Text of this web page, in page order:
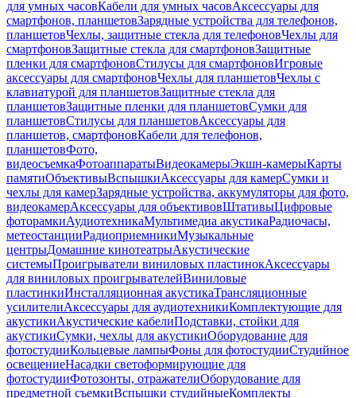
для умных часовКабели для умных часовАксессуары для
смартфонов, планшетовЗарядные устройства для телефонов,
планшетовЧехлы, защитные стекла для телефоновЧехлы для
смартфоновЗащитные стекла для смартфоновЗащитные
пленки для смартфоновСтилусы для смартфоновИгровые
аксессуары для смартфоновЧехлы для планшетовЧехлы с
клавиатурой для планшетовЗащитные стекла для
планшетовЗащитные пленки для планшетовСумки для
планшетовСтилусы для планшетовАксессуары для
планшетов, смартфоновКабели для телефонов,
планшетовФото,
видеосъемкаФотоаппаратыВидеокамерыЭкшн-камерыКарты
памятиОбъективыВспышкиАксессуары для камерСумки и
чехлы для камерЗарядные устройства, аккумуляторы для фото,
видеокамерАксессуары для объективовШтативыЦифровые
фоторамкиАудиотехникаМультимедиа акустикаРадиочасы,
метеостанцииРадиоприемникиМузыкальные
центрыДомашние кинотеатрыАкустические
системыПроигрыватели виниловых пластинокАксессуары
для виниловых проигрывателейВиниловые
пластинкиИнсталляционная акустикаТрансляционные
усилителиАксессуары для аудиотехникиКомплектующие для
акустикиАкустические кабелиПодставки, стойки для
акустикиСумки, чехлы для акустикиОборудование для
фотостудииКольцевые лампыФоны для фотостудииСтудийное
освещениеНасадки светоформирующие для
фотостудииФотозонты, отражателиОборудование для
предметной съемкиВспышки студийныеКомплекты